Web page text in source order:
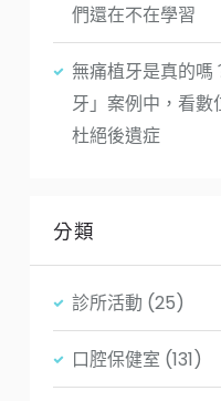
們還在不在學習
無痛植牙是真的嗎
牙」案例中，看數
杜絕後遺症
分類
診所活動 (25)
口腔保健室 (131)